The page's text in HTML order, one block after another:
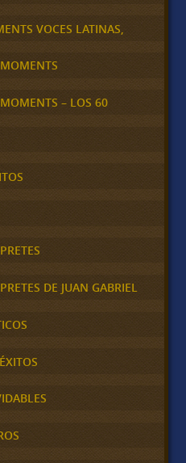
VOCES LATINAS,
– LOS 60
DE JUAN GABRIEL